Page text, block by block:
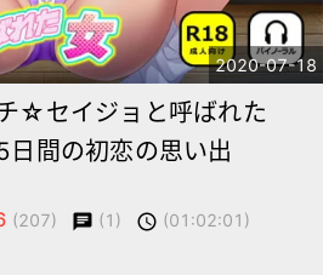
2020-07-18
☆セイジョと呼ばれた
間の初恋の思い出
(207) chat (1) schedule (01:02:01)